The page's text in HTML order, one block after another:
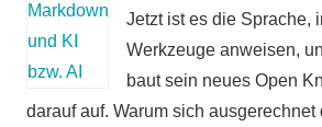
Jetzt ist es die Sprache,
Werkzeuge anweisen,
baut sein neues Open
darauf auf. Warum sich